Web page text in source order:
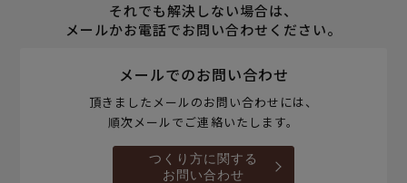
それでも解決しない場合は、
メールかお電話でお問い合わせください。
メールでのお問い合わせ
頂きましたメールのお問い合わせには、
順次メールでご連絡いたします。
つくり方に関する
お問い合わせ